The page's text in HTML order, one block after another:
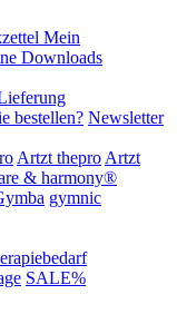
Mein
Downloads
bestellen? Newsletter
Artzt thepro Artzt
& harmony®
gymnic
SALE%